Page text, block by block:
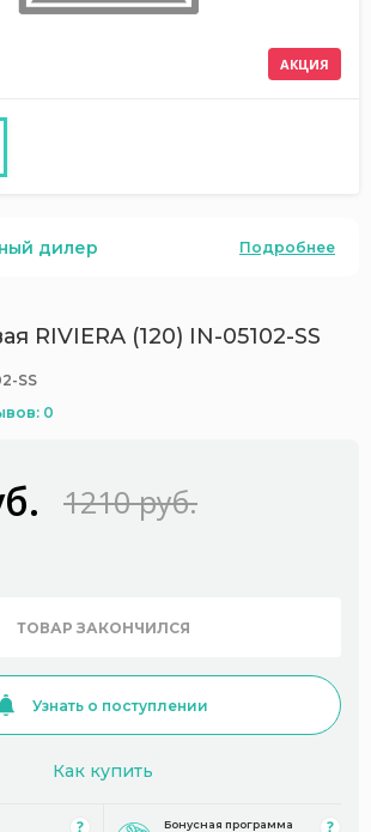
АКЦИЯ
дилер Подробнее
RIVIERA (120) IN-05102-SS
SS
0
1210 руб.
ТОВАР ЗАКОНЧИЛСЯ
Узнать о поступлении
Как купить
Бонусная программа